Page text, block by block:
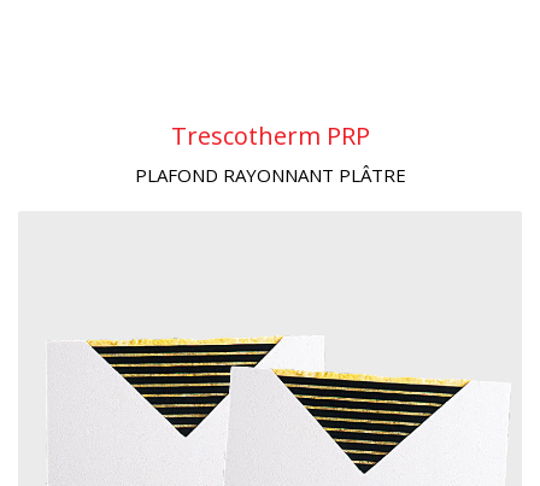
Trescotherm PRP
PLAFOND RAYONNANT PLÂTRE